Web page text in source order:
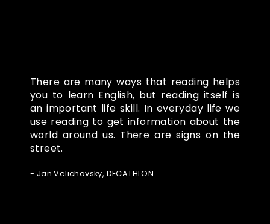
There are many ways that reading helps
you to learn English, but reading itself is
an important life skill. In everyday life we
use reading to get information about the
world around us. There are signs on the
street.
- Jan Velichovsky, DECATHLON